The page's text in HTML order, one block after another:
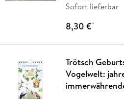
Sofort lieferbar
8,30 €*
Trötsch
Vogelwelt: